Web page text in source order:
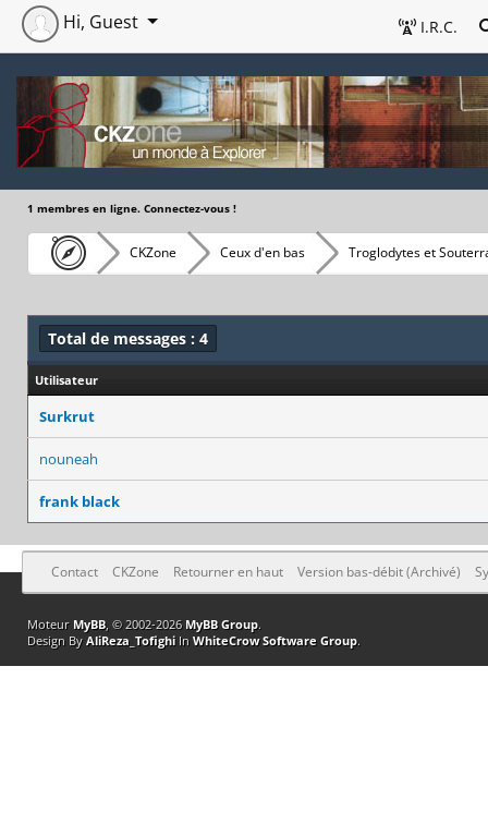
I.R.C.
Hi, Guest
1 membres en ligne. Connectez-vous !
CKZone Ceux d'en bas Troglodytes et
Total de messages : 4
Utilisateur
Surkrut
nouneah
frank black
Contact CKZone Retourner en haut Version bas-débit (Archivé)
Moteur MyBB, © 2002-2026 MyBB Group.
Design By AliReza_TofighiIn WhiteCrow Software Group.